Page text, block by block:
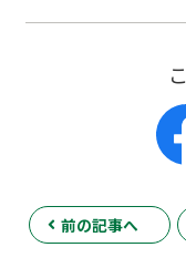
前の記事へ